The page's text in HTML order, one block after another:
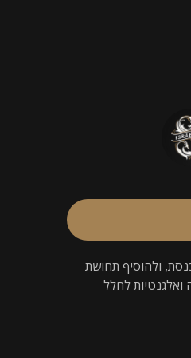
ולהוסיף תחושת
ואלגנטיות לחלל